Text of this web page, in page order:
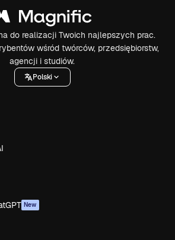
do realizacji Twoich najlepszych prac.
wśród twórców, przedsiębiorstw,
agencji i studiów.
Polski
New